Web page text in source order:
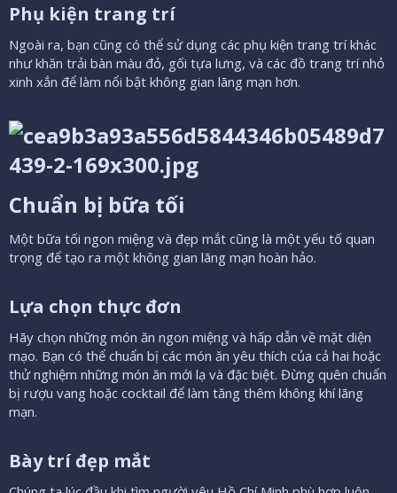
Phụ kiện trang trí​
Ngoài ra, bạn cũng có thể sử dụng các phụ kiện trang trí khác
như khăn trải bàn màu đỏ, gối tựa lưng, và các đồ trang trí nhỏ
xinh xắn để làm nổi bật không gian lãng mạn hơn.
Chuẩn bị bữa tối​
Một bữa tối ngon miệng và đẹp mắt cũng là một yếu tố quan
trọng để tạo ra một không gian lãng mạn hoàn hảo.
Lựa chọn thực đơn​
Hãy chọn những món ăn ngon miệng và hấp dẫn về mặt diện
mạo. Bạn có thể chuẩn bị các món ăn yêu thích của cả hai hoặc
thử nghiệm những món ăn mới lạ và đặc biệt. Đừng quên chuẩn
bị rượu vang hoặc cocktail để làm tăng thêm không khí lãng
mạn.
Bày trí đẹp mắt​